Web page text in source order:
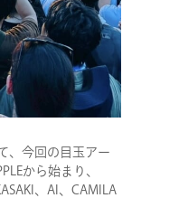
、今回の目玉アー
から始まり、
、AI、CAMILA